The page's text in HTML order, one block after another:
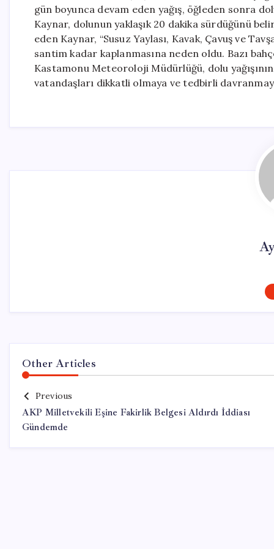
gün boyunca devam eden yağış, öğleden sonra
Kaynar, dolunun yaklaşık 20 dakika sürdüğünü
eden Kaynar, “Susuz Yaylası, Kavak, Çavuş ve
santim kadar kaplanmasına neden oldu. Bazı
Kastamonu Meteoroloji Müdürlüğü, dolu
vatandaşları dikkatli olmaya ve tedbirli
Other Articles
Previous
AKP Milletvekili Eşine Fakirlik Belgesi Aldırdı İddiası
Gündemde